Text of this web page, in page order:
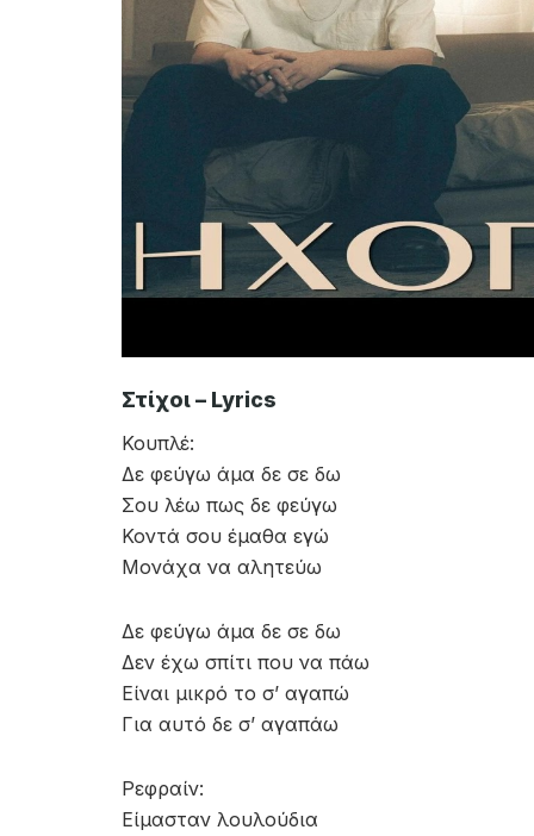
Στίχοι – Lyrics
Κουπλέ:
Δε φεύγω άμα δε σε δω
Σου λέω πως δε φεύγω
Κοντά σου έμαθα εγώ
Μονάχα να αλητεύω
Δε φεύγω άμα δε σε δω
Δεν έχω σπίτι που να πάω
Είναι μικρό το σ’ αγαπώ
Για αυτό δε σ’ αγαπάω
Ρεφραίν:
Είμασταν λουλούδια